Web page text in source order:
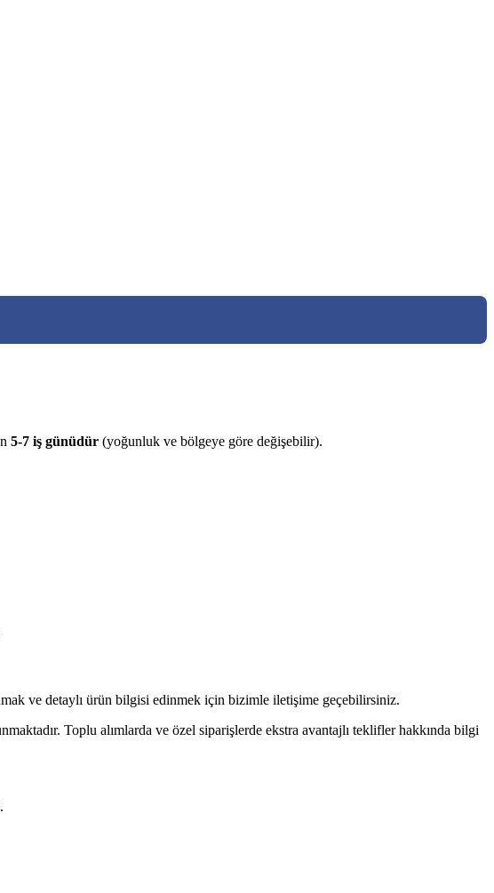
5-7 iş günüdür (yoğunluk ve bölgeye göre değişebilir).
ve detaylı ürün bilgisi edinmek için bizimle iletişime geçebilirsiniz.
Toplu alımlarda ve özel siparişlerde ekstra avantajlı teklifler hakkında bilgi